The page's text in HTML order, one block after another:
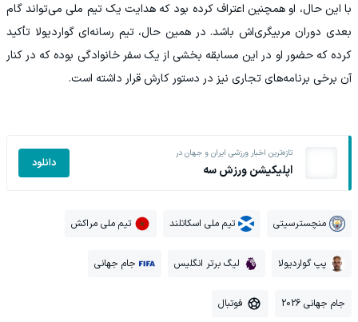
با این حال، او همچنین اعتراف کرده بود که هدایت یک تیم ملی می‌تواند گام
بعدی دوران مربیگری‌اش باشد. در همین حال، تیم رسانه‌ای گواردیولا تأکید
کرده که حضور او در این مسابقه بخشی از یک سفر خانوادگی بوده که در کنار
آن برخی برنامه‌های تجاری نیز در دستور کارش قرار داشته است.
تازه‌ترین اخبار ورزشی ایران و جهان در
اپلیکیشن ورزش سه دانلود
منچسترسیتی تیم ملی اسکاتلند تیم ملی مراکش
پپ گواردیولا لیگ برتر انگلیس جام جهانی
جام جهانی 2026 فوتبال